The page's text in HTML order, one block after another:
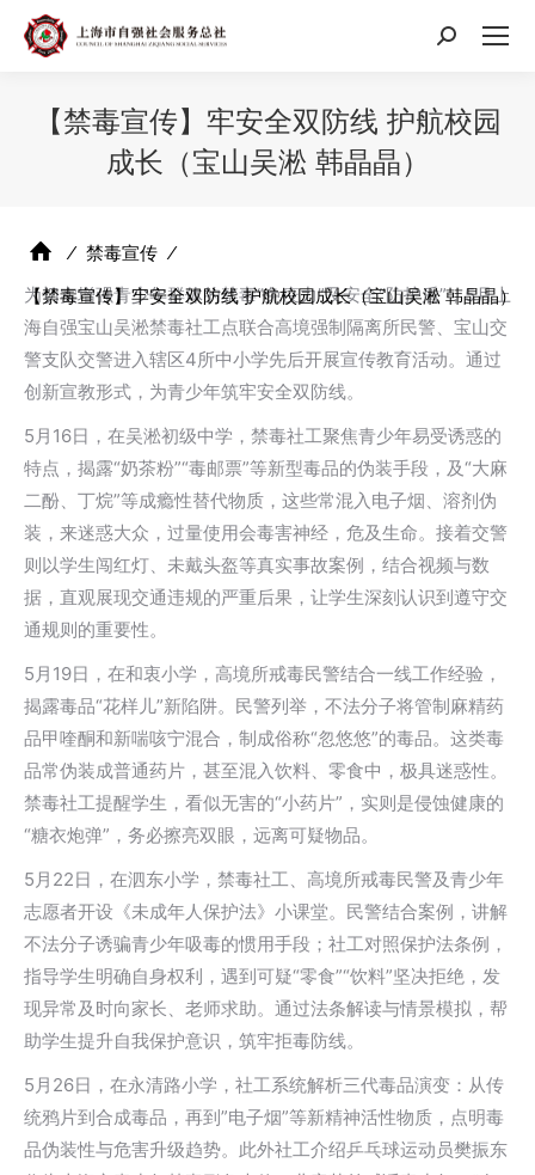
搜
【禁毒宣传】牢安全双防线 护航校园
成长（宝山吴淞 韩晶晶）
⁄ 禁毒宣传 ⁄
【禁毒宣传】牢安全双防线 护航校园成长（宝山吴淞 韩晶晶）
为切实增强青少年群体的禁毒“免疫力”及安全“防护盾”，5月上
海自强宝山吴淞禁毒社工点联合高境强制隔离所民警、宝山交
警支队交警进入辖区4所中小学先后开展宣传教育活动。通过
创新宣教形式，为青少年筑牢安全双防线。‌
5月16日，在吴淞初级中学，禁毒社工聚焦青少年易受诱惑的
特点，揭露“奶茶粉”“毒邮票”等新型毒品的伪装手段，及“大麻
二酚、丁烷”等成瘾性替代物质，这些常混入电子烟、溶剂伪
装，来迷惑大众，过量使用会毒害神经，危及生命。接着交警
则以学生闯红灯、未戴头盔等真实事故案例，结合视频与数
据，直观展现交通违规的严重后果，让学生深刻认识到遵守交
通规则的重要性。
5月19日，在和衷小学，高境所戒毒民警结合一线工作经验，
揭露毒品“花样儿”新陷阱。民警列举，不法分子将管制麻精药
品甲喹酮和新喘咳宁混合，制成俗称“忽悠悠”的毒品。这类毒
品常伪装成普通药片，甚至混入饮料、零食中，极具迷惑性。
禁毒社工提醒学生，看似无害的“小药片”，实则是侵蚀健康的
“糖衣炮弹”，务必擦亮双眼，远离可疑物品。
5月22日，在泗东小学，禁毒社工、高境所戒毒民警及青少年
志愿者开设《未成年人保护法》小课堂。民警结合案例，讲解
不法分子诱骗青少年吸毒的惯用手段；社工对照保护法条例，
指导学生明确自身权利，遇到可疑“零食”“饮料”坚决拒绝，发
现异常及时向家长、老师求助。通过法条解读与情景模拟，帮
助学生提升自我保护意识，筑牢拒毒防线。
5月26日，在永清路小学，社工系统解析三代毒品演变：从传
统鸦片到合成毒品，再到”电子烟”等新精神活性物质，点明毒
品伪装性与危害升级趋势。此外社工介绍乒乓球运动员樊振东